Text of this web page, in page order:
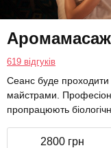
619 відгуків
Сеанс буде проходити
майстрами.
пропрацюють
2800 грн